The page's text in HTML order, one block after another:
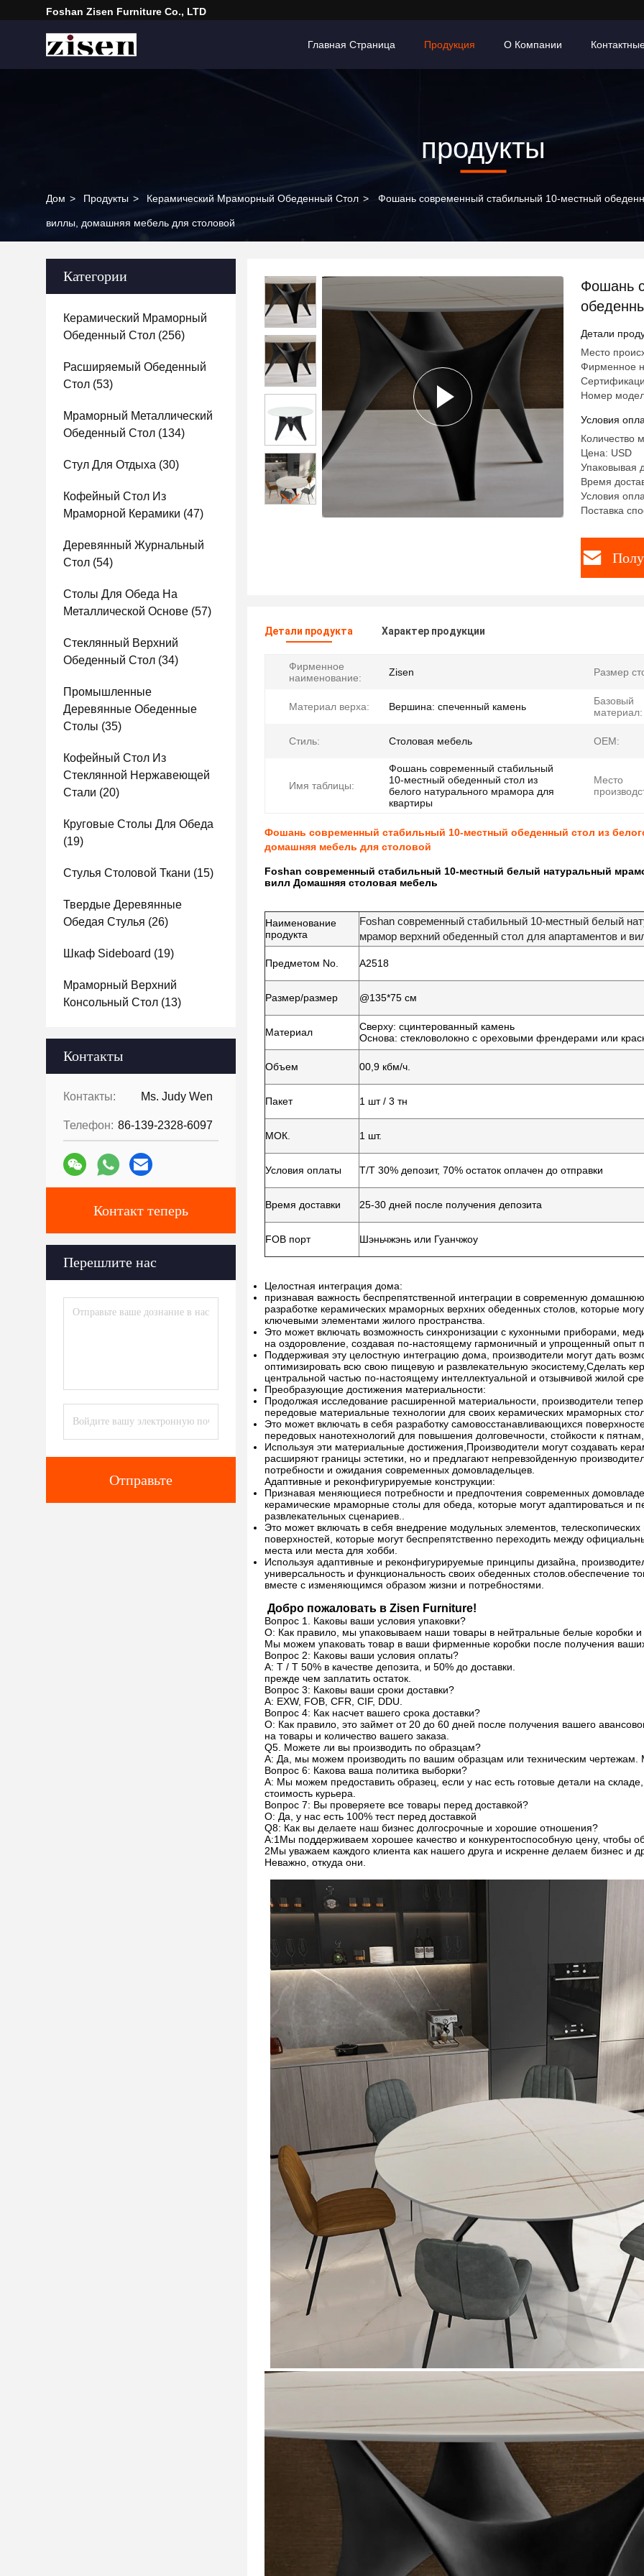
Foshan Zisen Furniture Co., LTD
Главная Страница Продукция О Компании
продукты
Дом > Продукты > Керамический Мраморный Обеденный Стол > Фошань современный стабильный 10-местный
виллы, домашняя мебель для столовой
Категории
Керамический Мраморный
Обеденный Стол (256)
Расширяемый Обеденный
Стол (53)
Мраморный Металлический
Обеденный Стол (134)
Стул Для Отдыха (30)
Кофейный Стол Из
Мраморной Керамики (47)
Деревянный Журнальный
Стол (54)
Столы Для Обеда На
Металлической Основе (57)
Стеклянный Верхний
Обеденный Стол (34)
Промышленные
Деревянные Обеденные
Столы (35)
Кофейный Стол Из
Стеклянной Нержавеющей
Стали (20)
Круговые Столы Для Обеда
(19)
Стулья Столовой Ткани (15)
Твердые Деревянные
Обедая Стулья (26)
Шкаф Sideboard (19)
Мраморный Верхний
Консольный Стол (13)
Контакты
Контакты: Ms. Judy Wen
Телефон: 86-139-2328-6097
Контакт теперь
Перешлите нас
Отправьте
Фошань
мебель
Детали
Место
Фирменное
Номер
Условия
Количество
Цена: USD
Упаковывая
Время
Условия
Поставка
Детали продукта Характер продукции
Фирменное
наименование:
Zisen Размер
Материал верха: Вершина: спеченный камень
Базовый
материал:
Стиль: Столовая мебель OEM:
Имя таблицы:
Фошань современный стабильный
10-местный обеденный стол из
белого натурального мрамора для
квартиры
Место
Фошань современный стабильный 10-местный обеденный стол из
домашняя мебель для столовой
Foshan современный стабильный 10-местный белый натуральный
вилл Домашняя столовая мебель
Наименование
продукта
Foshan современный стабильный 10-местный белый
мрамор верхний обеденный стол для апартаментов и
Предметом No. А2518
Размер/размер @135*75 см
Материал
Сверху: сцинтерованный камень
Основа: стекловолокно с ореховыми френдерами или
Объем 00,9 кбм/ч.
Пакет 1 шт / 3 тн
МОК. 1 шт.
Условия оплаты T/T 30% депозит, 70% остаток оплачен до отправки
Время доставки 25-30 дней после получения депозита
FOB порт Шэньчжэнь или Гуанчжоу
Целостная интеграция дома:
признавая важность беспрепятственной интеграции в современную
разработке керамических мраморных верхних обеденных столов, которые
ключевыми элементами жилого пространства.
Это может включать возможность синхронизации с кухонными приборами,
на оздоровление, создавая по-настоящему гармоничный и упрощенный опыт
Поддерживая эту целостную интеграцию дома, производители могут дать
оптимизировать всю свою пищевую и развлекательную экосистему,Сделать
центральной частью по-настоящему интеллектуальной и отзывчивой жилой
Преобразующие достижения материальности:
Продолжая исследование расширенной материальности, производители
передовые материальные технологии для своих керамических мраморных
Это может включать в себя разработку самовосстанавливающихся
передовых нанотехнологий для повышения долговечности, стойкости к
Используя эти материальные достижения,Производители могут создавать
расширяют границы эстетики, но и предлагают непревзойденную
потребности и ожидания современных домовладельцев.
Адаптивные и реконфигурируемые конструкции:
Признавая меняющиеся потребности и предпочтения современных
керамические мраморные столы для обеда, которые могут адаптироваться и
развлекательных сценариев..
Это может включать в себя внедрение модульных элементов,
поверхностей, которые могут беспрепятственно переходить между
места или места для хобби.
Используя адаптивные и реконфигурируемые принципы дизайна,
универсальность и функциональность своих обеденных столов.обеспечение
вместе с изменяющимся образом жизни и потребностями.
Добро пожаловать в Zisen Furniture!
Вопрос 1. Каковы ваши условия упаковки?
О: Как правило, мы упаковываем наши товары в нейтральные белые коробки и
Мы можем упаковать товар в ваши фирменные коробки после получения
Вопрос 2: Каковы ваши условия оплаты?
A: T / T 50% в качестве депозита, и 50% до доставки.
прежде чем заплатить остаток.
Вопрос 3: Каковы ваши сроки доставки?
A: EXW, FOB, CFR, CIF, DDU.
Вопрос 4: Как насчет вашего срока доставки?
О: Как правило, это займет от 20 до 60 дней после получения вашего
на товары и количество вашего заказа.
Q5. Можете ли вы производить по образцам?
A: Да, мы можем производить по вашим образцам или техническим
Вопрос 6: Какова ваша политика выборки?
A: Мы можем предоставить образец, если у нас есть готовые детали на
стоимость курьера.
Вопрос 7: Вы проверяете все товары перед доставкой?
О: Да, у нас есть 100% тест перед доставкой
Q8: Как вы делаете наш бизнес долгосрочные и хорошие отношения?
А:1Мы поддерживаем хорошее качество и конкурентоспособную цену, чтобы
2Мы уважаем каждого клиента как нашего друга и искренне делаем бизнес и
Неважно, откуда они.